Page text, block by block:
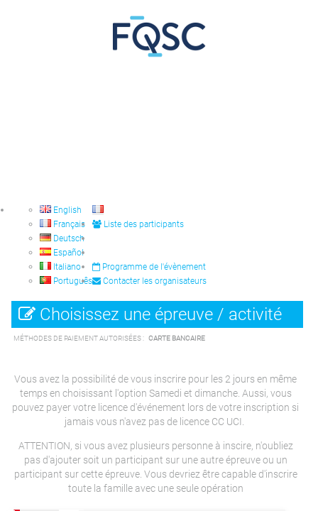
English
Français
Deutsch
Español
Italiano
Português
Liste des participants
Programme de l'évènement
Contacter les organisateurs
Choisissez une épreuve / activité
MÉTHODES DE PAIEMENT AUTORISÉES : CARTE BANCAIRE
Vous avez la possibilité de vous inscrire pour les 2 jours en même
temps en choisissant l'option Samedi et dimanche. Aussi, vous
pouvez payer votre licence d'événement lors de votre inscription si
jamais vous n'avez pas de licence CC UCI.
ATTENTION, si vous avez plusieurs personne à inscire, n'oubliez
pas d'ajouter soit un participant sur une autre épreuve ou un
participant sur cette épreuve. Vous devriez être capable d'inscrire
toute la famille avec une seule opération